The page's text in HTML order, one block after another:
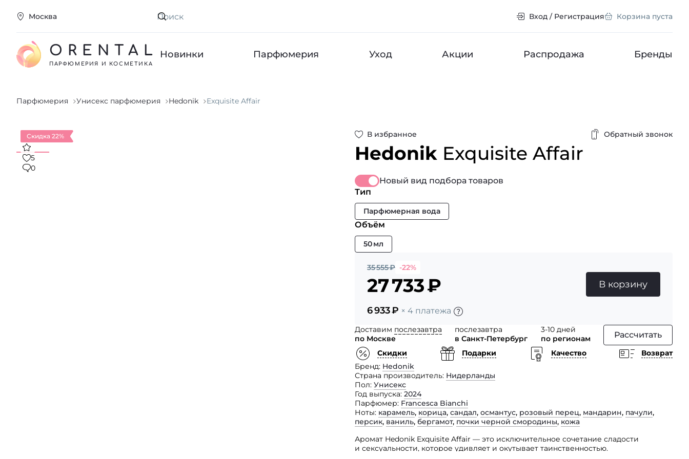
Москва Искать Вход / Регистрация Корзина пуста
ORENTAL
ПАРФЮМЕРИЯ И КОСМЕТИКА
Новинки Парфюмерия Уход Акции Распродажа Бренды
Парфюмерия Унисекс парфюмерия Hedonik Exquisite Affair
В избранное Обратный звонок
Hedonik Exquisite Affair
Скидка 22%
5
0
Новый вид подбора товаров
Тип
Парфюмерная вода
Объём
50 мл
35 555₽ -22%
27 733₽
6 933₽ × 4 платежа
В корзину
Доставим послезавтра
по Москве
послезавтра
в Санкт-Петербург
3-10 дней
по регионам
Рассчитать
Скидки Подарки Качество
Возврат
Бренд Hedonik
Страна производитель Нидерланды
Пол Унисекс
Год выпуска 2024
Парфюмер Francesca Bianchi
Ноты карамель, корица, сандал, османтус, розовый перец, мандарин, пачули,
персик, ваниль, бергамот, почки черной смородины, кожа
Аромат Hedonik Exquisite Affair — это исключительное сочетание сладости
и сексуальности, которое удивляет и окутывает таинственностью.